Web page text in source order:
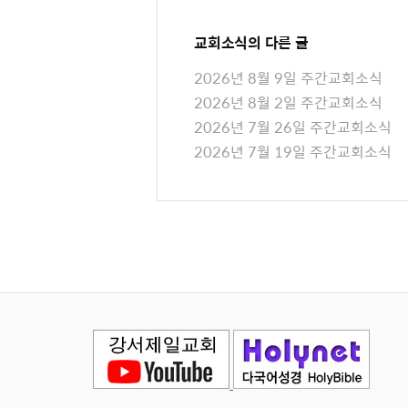
교회소식의 다른 글
2026년 8월 9일 주간교회소식
2026년 8월 2일 주간교회소식
2026년 7월 26일 주간교회소식
2026년 7월 19일 주간교회소식